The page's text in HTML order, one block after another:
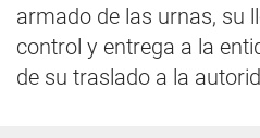
armado de las urnas, su
control y entrega a la
de su traslado a la